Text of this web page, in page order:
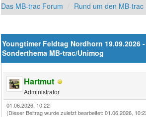
Das MB-trac Forum Rund um den MB-trac
Youngtimer Feldtag Nordhorn 19.09.2026 -
Sonderthema MB-trac/Unimog
Hartmut
Administrator
01.06.2026, 10:22
(Dieser Beitrag wurde zuletzt bearbeitet: 01.06.2026,